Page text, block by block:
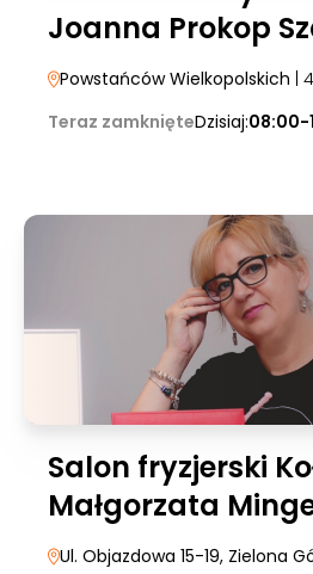
Joanna Prokop
Powstańców Wielkopolskich |
Teraz zamknięteDzisiaj:08:00-
Salon fryzjerski
Małgorzata
Ul. Objazdowa 15-19, Zielona